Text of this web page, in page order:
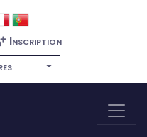
Inscription